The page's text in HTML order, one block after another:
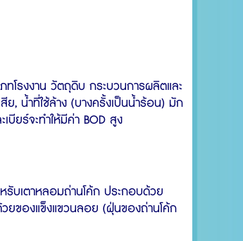
โรงงาน วัตถุดิบ กระบวนการผลิตและ
น้ำที่ใช้ล้าง (บางครั้งเป็นน้ำร้อน) มัก
ยร์จะทำให้มีค่า BOD สูง
บเตาหลอมถ่านโค้ก ประกอบด้วย
ยของแข็งแขวนลอย (ฝุ่นของถ่านโค้ก